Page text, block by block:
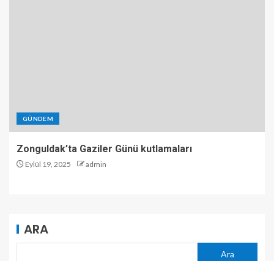
GÜNDEM
Zonguldak’ta Gaziler Günü kutlamaları
Eylül 19, 2025 admin
ARA
Ara